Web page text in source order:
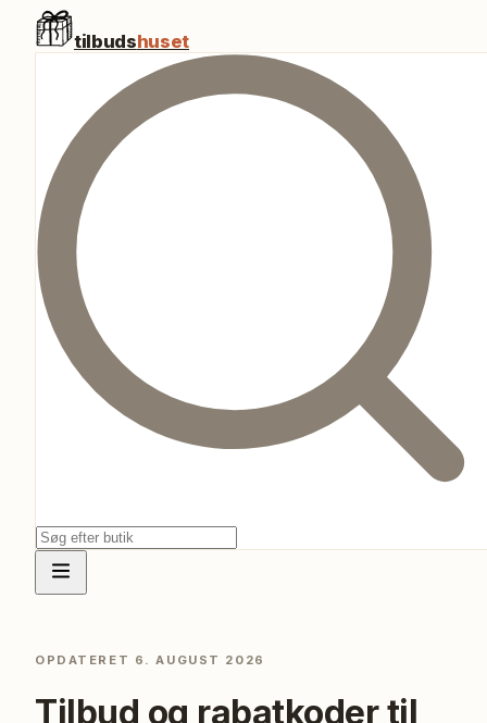
tilbudshuset
OPDATERET 6. AUGUST 2026
Tilbud og rabatkoder til